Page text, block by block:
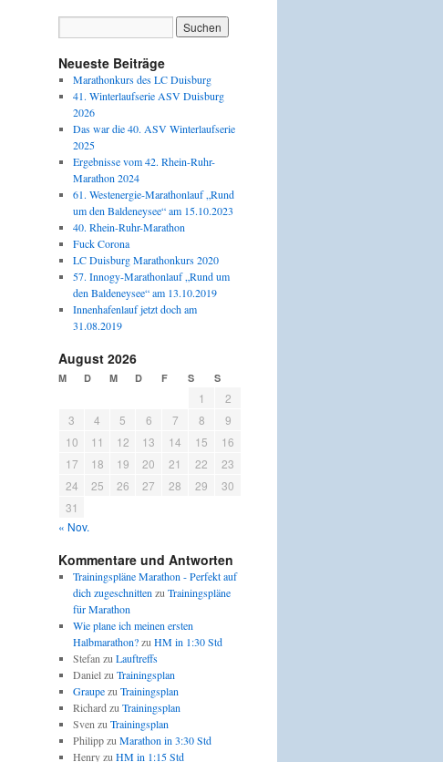
Neueste Beiträge
Marathonkurs des LC Duisburg
41. Winterlaufserie ASV Duisburg
2026
Das war die 40. ASV Winterlaufserie
2025
Ergebnisse vom 42. Rhein-Ruhr-
Marathon 2024
61. Westenergie-Marathonlauf „Rund
um den Baldeneysee“ am 15.10.2023
40. Rhein-Ruhr-Marathon
Fuck Corona
LC Duisburg Marathonkurs 2020
57. Innogy-Marathonlauf „Rund um
den Baldeneysee“ am 13.10.2019
Innenhafenlauf jetzt doch am
31.08.2019
August 2026
M D M D F S S
1
2
3
4 5 6 7 8
9
10
11 12 13 14 15
16
17
18 19 20 21 22
23
24
25 26 27 28 29
30
31
« Nov.
Kommentare und Antworten
Trainingspläne Marathon - Perfekt auf
dich zugeschnitten zu Trainingspläne
für Marathon
Wie plane ich meinen ersten
Halbmarathon?zu HM in 1:30 Std
Stefan zu Lauftreffs
Danielzu Trainingsplan
Graupezu Trainingsplan
Richard zu Trainingsplan
Sven zu Trainingsplan
Philippzu Marathon in 3:30 Std
Henryzu HM in 1:15 Std